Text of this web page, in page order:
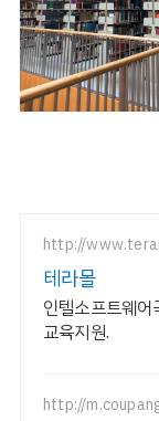
http://
테라몰
인텔소프트웨
교육지원.
http://